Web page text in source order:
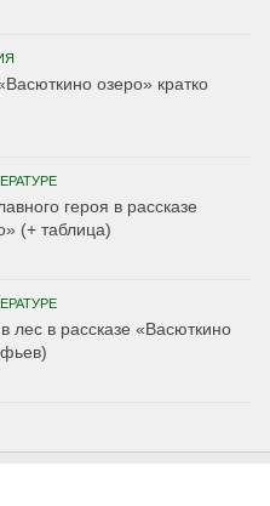
озеро» кратко
героя в рассказе
(+ таблица)
лес в рассказе «Васюткино